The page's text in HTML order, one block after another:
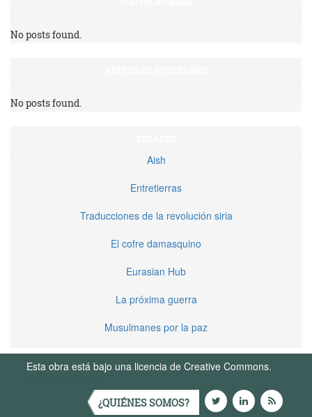
No posts found.
No posts found.
Aish
Entretierras
Traducciones de la revolución siria
El cofre damasquino
Eurasian Hub
La próxima guerra
Musulmanes por la paz
Esta obra está bajo una licencia de Creative Commons.
¿QUIÉNES SOMOS?